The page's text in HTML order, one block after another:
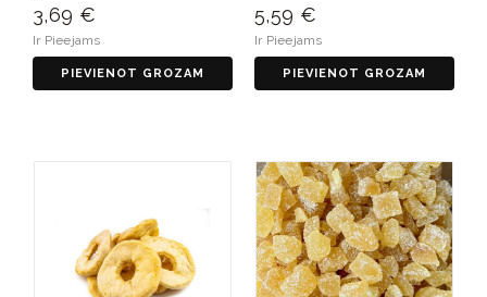
3,69 €
Ir Pieejams
PIEVIENOT GROZAM
5,59 €
Ir Pieejams
PIEVIENOT GROZAM